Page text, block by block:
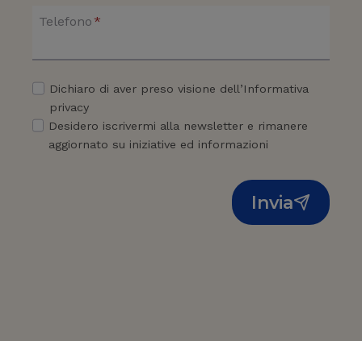
Telefono *
Dichiaro di aver preso visione dell’Informativa
privacy
Desidero iscrivermi alla newsletter e rimanere
aggiornato su iniziative ed informazioni
Invia